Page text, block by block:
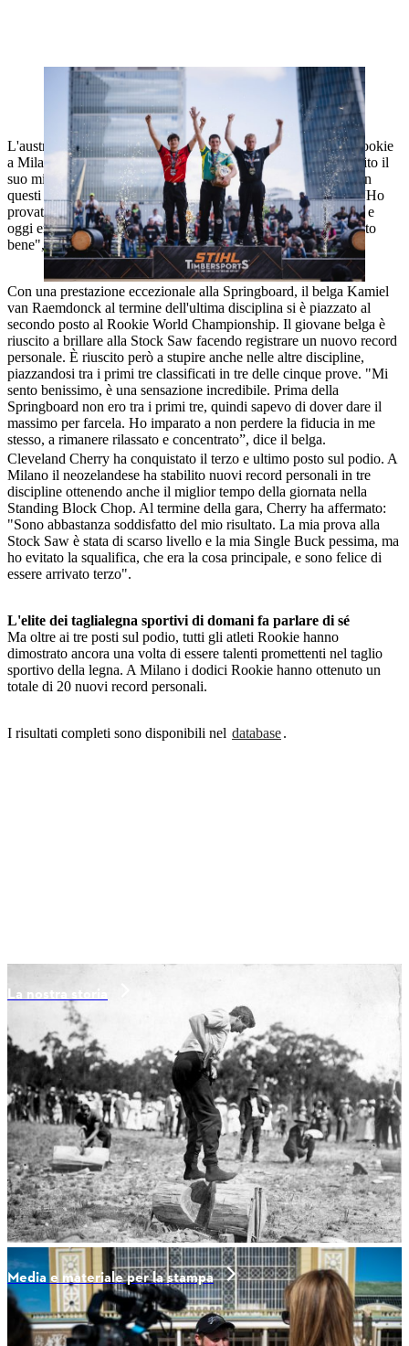
L'australiano Matt Coffey (al centro), il belga Kamiel van Raemdonck
(a sinistra) e il neozelandese Cleveland Cherry (a destra) sono saliti
sul podio del Rookie World Championship 2024.
L'australiano Matt Coffey era uno dei favoriti nella gara dei Rookie
a Milano. È stato più che all'altezza delle aspettative. Ha stabilito il
suo miglior tempo personale in tutte e cinque le discipline e con
questi tempi l'atleta australiano ha vinto tre delle cinque gare. “Ho
provato tante emozioni, tanta felicità e gioia. Ho lavorato sodo e
oggi ero in forma fin dalle prime battute e alla fine tutto è andato
bene", ha dichiarato Coffey al termine della gara.
Con una prestazione eccezionale alla Springboard, il belga Kamiel
van Raemdonck al termine dell'ultima disciplina si è piazzato al
secondo posto al Rookie World Championship. Il giovane belga è
riuscito a brillare alla Stock Saw facendo registrare un nuovo record
personale. È riuscito però a stupire anche nelle altre discipline,
piazzandosi tra i primi tre classificati in tre delle cinque prove. "Mi
sento benissimo, è una sensazione incredibile. Prima della
Springboard non ero tra i primi tre, quindi sapevo di dover dare il
massimo per farcela. Ho imparato a non perdere la fiducia in me
stesso, a rimanere rilassato e concentrato”, dice il belga.
Cleveland Cherry ha conquistato il terzo e ultimo posto sul podio. A
Milano il neozelandese ha stabilito nuovi record personali in tre
discipline ottenendo anche il miglior tempo della giornata nella
Standing Block Chop. Al termine della gara, Cherry ha affermato:
"Sono abbastanza soddisfatto del mio risultato. La mia prova alla
Stock Saw è stata di scarso livello e la mia Single Buck pessima, ma
ho evitato la squalifica, che era la cosa principale, e sono felice di
essere arrivato terzo".
L'elite dei taglialegna sportivi di domani fa parlare di sé
Ma oltre ai tre posti sul podio, tutti gli atleti Rookie hanno
dimostrato ancora una volta di essere talenti promettenti nel taglio
sportivo della legna. A Milano i dodici Rookie hanno ottenuto un
totale di 20 nuovi record personali.
I risultati completi sono disponibili nel database.
La nostra storia
Media e materiale per la stampa